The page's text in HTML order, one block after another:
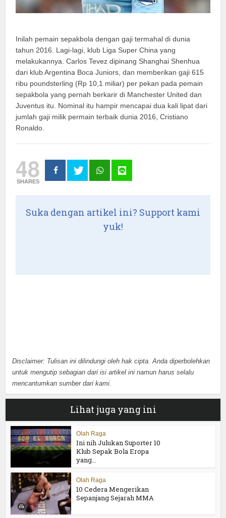
Inilah pemain sepakbola dengan gaji termahal di dunia
tahun 2016. Lagi-lagi, klub Liga Super China yang
melakukannya. Carlos Tevez dipinang Shanghai Shenhua
dari klub Argentina Boca Juniors, dan memberikan gaji 615
ribu poundsterling (Rp 10,1 miliar) per pekan pada pemain
sepakbola yang pernah berkarir di Manchester United dan
Juventus itu. Nominal itu hampir mencapai dua kali lipat dari
jumlah gaji milik permain terbaik dunia 2016, Cristiano
Ronaldo.
48
SHARES
Suka dengan artikel ini? Support kami
yuk!
Disclaimer: Tulisan ini dilindungi oleh hak cipta. Anda diperbolehkan
untuk mengutip sebagian dari isi artikel ini namun harus selalu
mencantumkan sumber dari kami.
Lihat juga yang ini
Olah Raga
Ini nih Julukan Suporter 10
Klub Sepak Bola Eropa
yang...
Olah Raga
10 Cedera Mengerikan
Sepanjang Sejarah MMA